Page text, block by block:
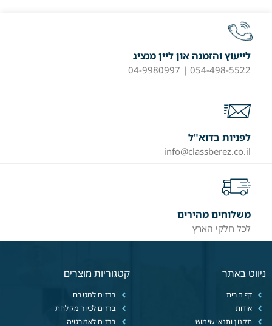
לייעוץ והזמנה און ליין מנציג
054-498-5522 | 04-9980997
לפניות בדוא"ל
info@classberez.co.il
משלוחים מהירים
לכל חלקי הארץ
ניווט באתר
דף הבית
אודות
תקנון ותנאי שימוש
קטגוריות מוצרים
ברזים למטבח
ברזים לכיור מקלחת
ברזים לאמבטיה